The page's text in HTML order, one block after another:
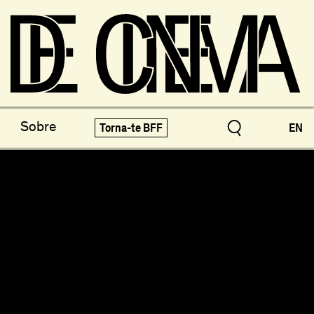
Sobre Torna-te BFF EN
do Arquivo
X-Novo
Festivais e Mostras